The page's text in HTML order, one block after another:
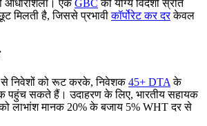
आधारशिला। एकGBC को योग्य विदेशी स्रोत
मिलती है, जिससे प्रभावीकॉर्पोरेट कर दरकेवल
से निवेशों को रूट करके, निवेशक45+ DTA के
पहुंच सकते हैं। उदाहरण के लिए, भारतीय सहायक
लाभांश मानक 20% के बजाय 5% WHT दर से